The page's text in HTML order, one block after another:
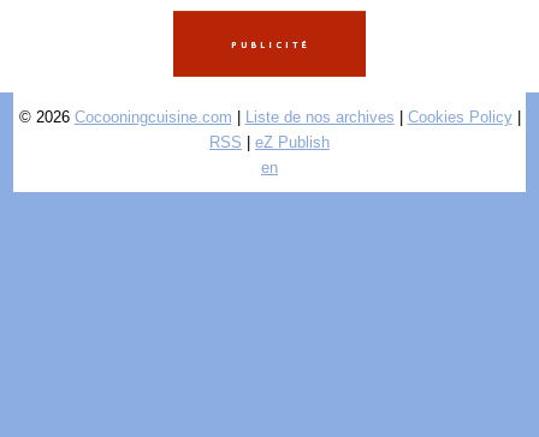
© 2026 Cocooningcuisine.com Liste de nos archives Cookies Policy|
RSS
eZ Publish
en